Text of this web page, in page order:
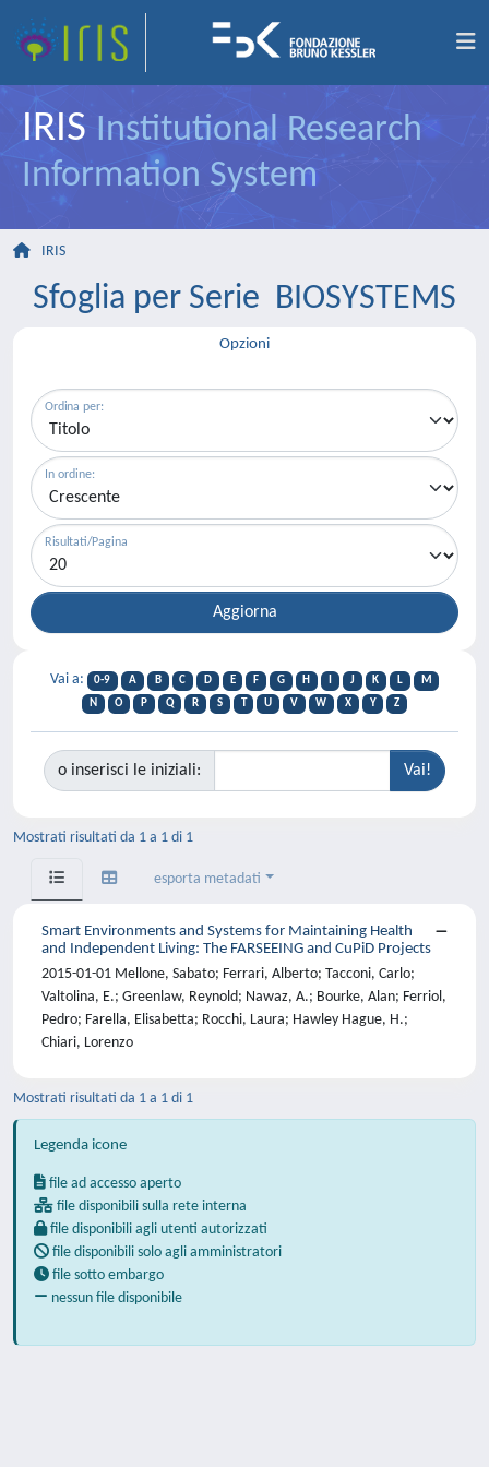
IRIS Institutional Research
Information System
IRIS
Sfoglia per Serie BIOSYSTEMS
Opzioni
Ordina per:
In ordine:
Risultati/Pagina
Vai a: 0-9 A B C D E F G H J K L
M
N
O P Q R S T U V W X Y Z
o inserisci le iniziali:
Mostrati risultati da 1 a 1 di 1
esporta metadati
Smart Environments and Systems for Maintaining Health
and Independent Living: The FARSEEING and CuPiD Projects
2015-01-01 Mellone, Sabato; Ferrari, Alberto; Tacconi, Carlo;
Valtolina, E.; Greenlaw, Reynold; Nawaz, A.; Bourke, Alan; Ferriol,
Pedro; Farella, Elisabetta; Rocchi, Laura; Hawley Hague, H.;
Chiari, Lorenzo
Mostrati risultati da 1 a 1 di 1
Legenda icone
file ad accesso aperto
file disponibili sulla rete interna
file disponibili agli utenti autorizzati
file disponibili solo agli amministratori
file sotto embargo
nessun file disponibile